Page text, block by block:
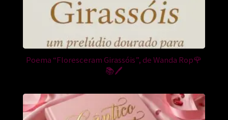
Poema “Floresceram Girassóis”, de Wanda Rop🌹
📚🖊️